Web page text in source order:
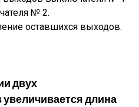
№ 2.
оставшихся выходов.
двух
длина